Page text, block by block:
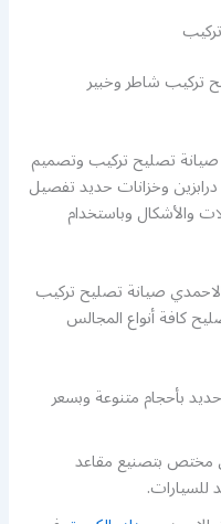
تركيب شاطر وخبير
تصليح تركيب وتصميم
درابزين وخزانات حديد تفصيل
والأشكال وباستخدام
صيانة تصليح تركيب
كافة أنواع المجالس
بأحجام متنوعة وبسعر
مختص بتصنيع مقاعد
للسيارات.